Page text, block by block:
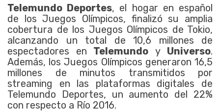
Telemundo Deportes, el hogar en español
de los Juegos Olímpicos, finalizó su amplia
cobertura de los Juegos Olímpicos de Tokio,
alcanzando un total de 10,6 millones de
espectadores en Telemundo y Universo.
Además, los Juegos Olímpicos generaron 16,5
millones de minutos transmitidos por
streaming en las plataformas digitales de
Telemundo Deportes, un aumento del 22%
con respecto a Río 2016.